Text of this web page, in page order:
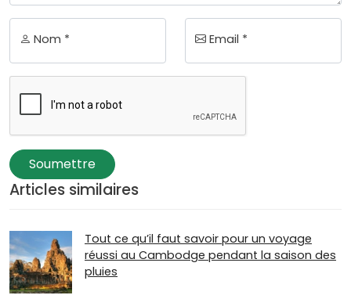
Nom * Email *
Soumettre
Articles similaires
Tout ce qu’il faut savoir pour un voyage
réussi au Cambodge pendant la saison des
pluies